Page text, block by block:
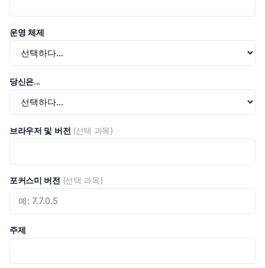
운영 체제
당신은...
브라우저 및 버전 (선택 과목)
포커스미 버전 (선택 과목)
주제